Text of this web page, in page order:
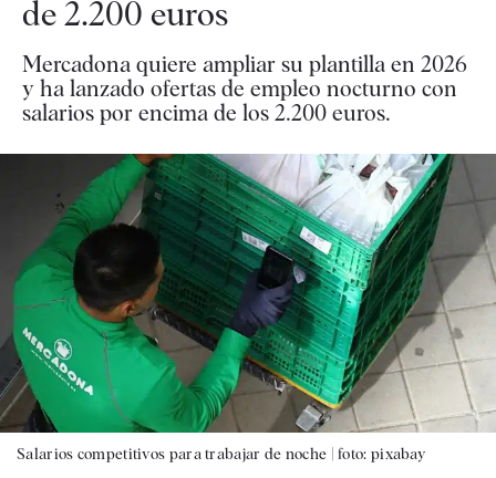
de 2.200 euros
Mercadona quiere ampliar su plantilla en 2026
y ha lanzado ofertas de empleo nocturno con
salarios por encima de los 2.200 euros.
Salarios competitivos para trabajar de noche |foto: pixabay